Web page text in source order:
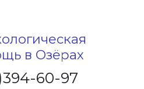
в Озёрах
60-97